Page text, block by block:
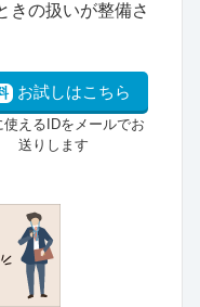
きの扱いが整備さ
お試しはこちら
使えるIDをメールでお
送りします